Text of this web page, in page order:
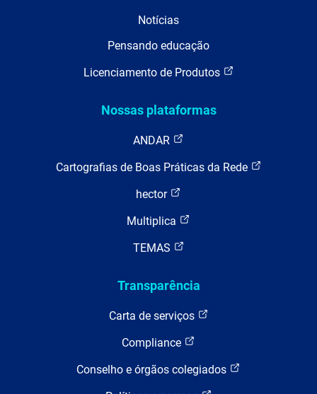
Notícias
Pensando educação
Licenciamento de Produtos
Nossas plataformas
ANDAR
Cartografias de Boas Práticas da Rede
hector
Multiplica
TEMAS
Transparência
Carta de serviços
Compliance
Conselho e órgãos colegiados